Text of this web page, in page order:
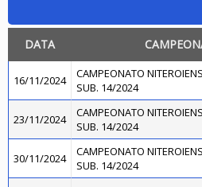
DATA
16/11/2024
CAMPEONATO
SUB. 14/2024
23/11/2024
CAMPEONATO
SUB. 14/2024
30/11/2024
CAMPEONATO
SUB. 14/2024